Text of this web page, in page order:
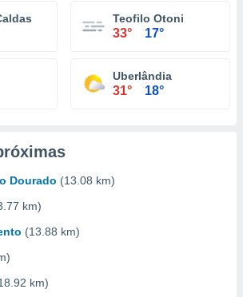
Teofilo Otoni
33° 17°
Uberlândia
31° 18°
Dourado (13.08 km)
km)
(13.88 km)
km)